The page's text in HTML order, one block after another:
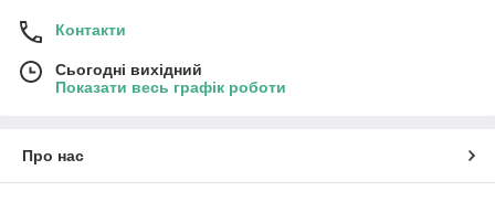
Контакти
Сьогодні вихідний
Показати весь графік роботи
Про нас